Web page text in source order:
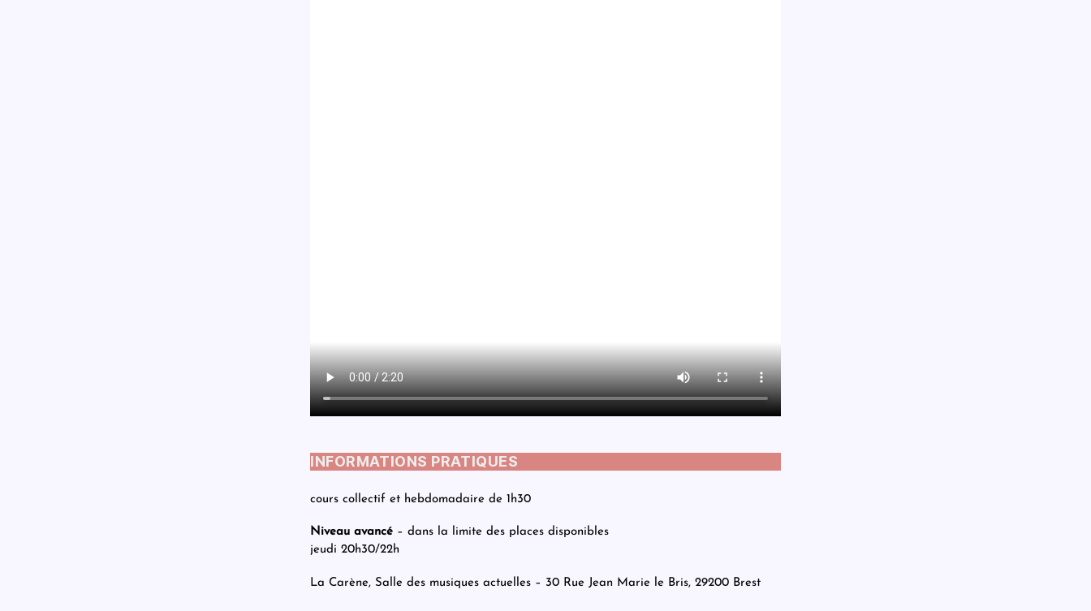
INFORMATIONS PRATIQUES
cours collectif et hebdomadaire de 1h30
Niveau avancé – dans la limite des places disponibles
jeudi 20h30/22h
La Carène, Salle des musiques actuelles – 30 Rue Jean Marie le Bris, 29200 Brest